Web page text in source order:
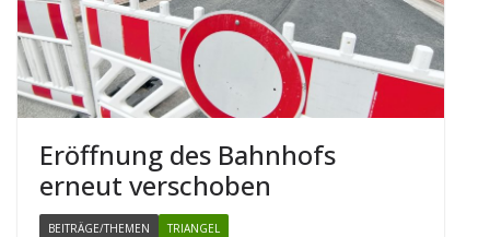
Eröff­nung des Bahn­hofs
erneut verschoben
BEITRÄGE/THEMEN TRIANGEL